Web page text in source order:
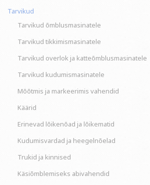
Tarvikud
Tarvikud õmblusmasinatele
Tarvikud tikkimismasinatele
Tarvikud overlok ja katteõmblusmasinatele
Tarvikud kudumismasinatele
Mõõtmis ja markeerimis vahendid
Käärid
Erinevad lõikenõad ja lõikematid
Kudumisvardad ja heegelnõelad
Trukid ja kinnised
Käsiõmblemiseks abivahendid